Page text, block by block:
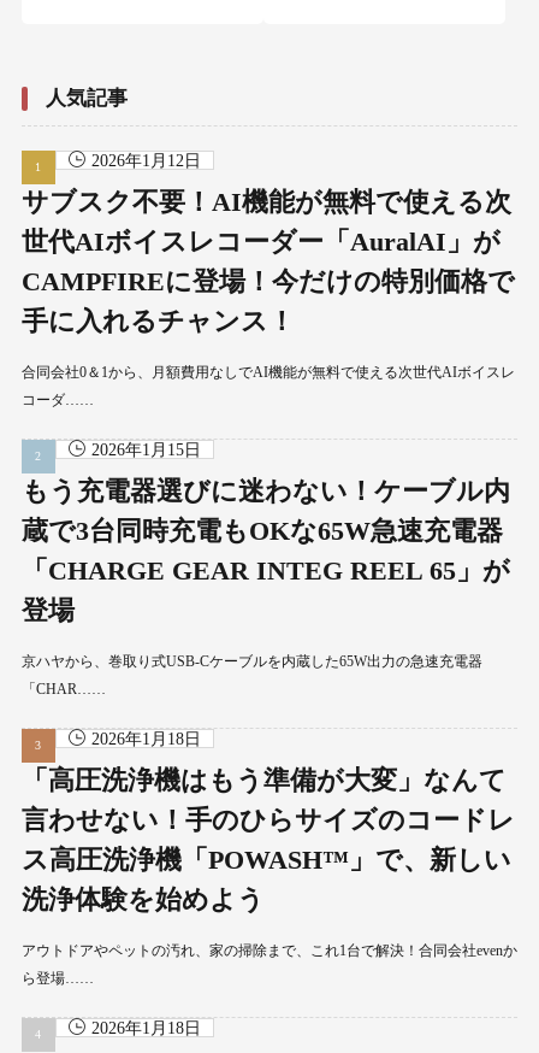
人気記事
2026年1月12日
サブスク不要！AI機能が無料で使える次
世代AIボイスレコーダー「AuralAI」が
CAMPFIREに登場！今だけの特別価格で
手に入れるチャンス！
合同会社0＆1から、月額費用なしでAI機能が無料で使える次世代AIボイスレ
コーダ……
2026年1月15日
もう充電器選びに迷わない！ケーブル内
蔵で3台同時充電もOKな65W急速充電器
「CHARGE GEAR INTEG REEL 65」が
登場
京ハヤから、巻取り式USB-Cケーブルを内蔵した65W出力の急速充電器
「CHAR……
2026年1月18日
「高圧洗浄機はもう準備が大変」なんて
言わせない！手のひらサイズのコードレ
ス高圧洗浄機「POWASH™」で、新しい
洗浄体験を始めよう
アウトドアやペットの汚れ、家の掃除まで、これ1台で解決！合同会社evenか
ら登場……
2026年1月18日